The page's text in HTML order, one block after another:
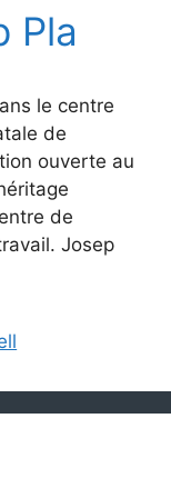
Pla
le centre
de
ouverte au
de
Josep